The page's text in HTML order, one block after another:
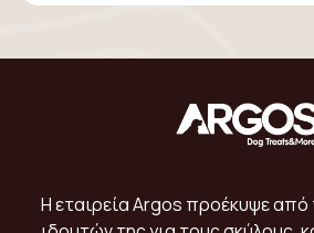
Η εταιρεία Argos προέκυψε